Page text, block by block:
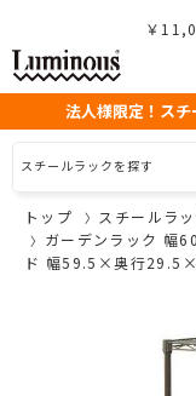
￥
法人様限定！ス
スチールラックを探す
トップ
スチールラ
ガーデンラック 幅
ド 幅59.5×奥行